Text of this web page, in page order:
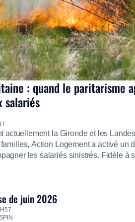
: quand le paritarisme
salariés
actuellement la Gironde et les Landes
Action Logement a activé un
les salariés sinistrés. Fidèle à
de juin 2026